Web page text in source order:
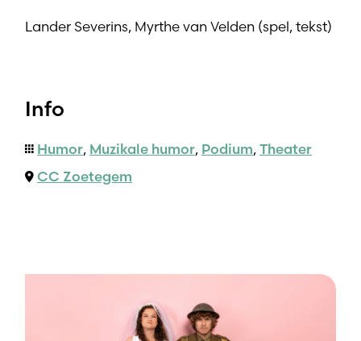
Lander Severins, Myrthe van Velden (spel, tekst)
Info
Humor, Muzikale humor, Podium,Theater
CC Zoetegem